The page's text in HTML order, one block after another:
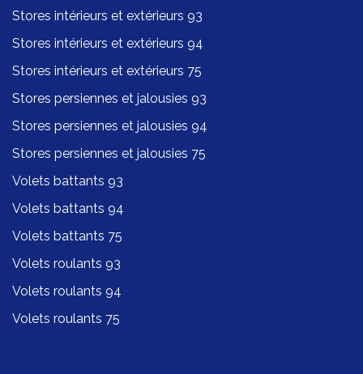
Stores intérieurs et extérieurs 93
Stores intérieurs et extérieurs 94
Stores intérieurs et extérieurs 75
Stores persiennes et jalousies 93
Stores persiennes et jalousies 94
Stores persiennes et jalousies 75
Volets battants 93
Volets battants 94
Volets battants 75
Volets roulants 93
Volets roulants 94
Volets roulants 75